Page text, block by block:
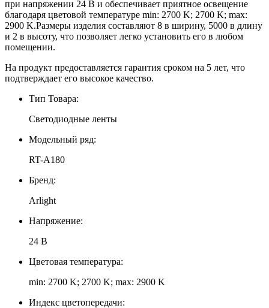
при напряжении 24 В и обеспечивает приятное освещение
благодаря цветовой температуре min: 2700 K; 2700 K; max:
2900 K.Размеры изделия составляют 8 в ширину, 5000 в длину
и 2 в высоту, что позволяет легко установить его в любом
помещении.
На продукт предоставляется гарантия сроком на 5 лет, что
подтверждает его высокое качество.
Тип Товара:
Светодиодные ленты
Модельный ряд:
RT-A180
Бренд:
Arlight
Напряжение:
24 В
Цветовая температура:
min: 2700 K; 2700 K; max: 2900 K
Индекс цветопередачи: